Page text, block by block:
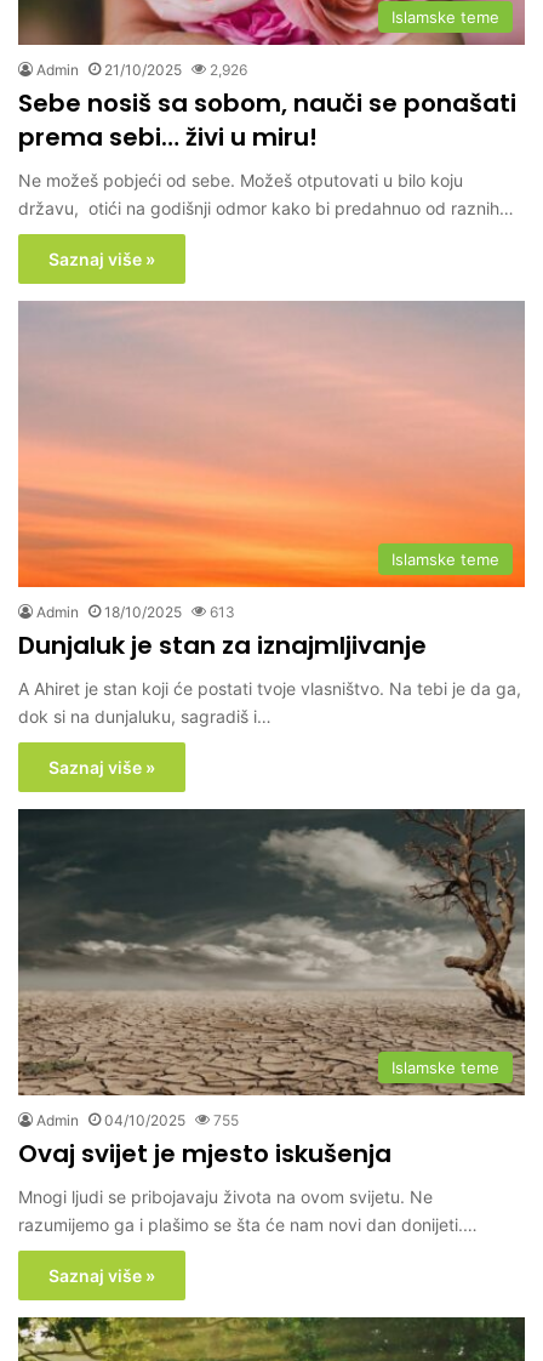
Islamske teme
Admin 21/10/2025 2,926
Sebe nosiš sa sobom, nauči se ponašati
prema sebi… živi u miru!
Ne možeš pobjeći od sebe. Možeš otputovati u bilo koju
državu, otići na godišnji odmor kako bi predahnuo od raznih…
Saznaj više »
Islamske teme
Admin 18/10/2025 613
Dunjaluk je stan za iznajmljivanje
A Ahiret je stan koji će postati tvoje vlasništvo. Na tebi je da ga,
dok si na dunjaluku, sagradiš i…
Saznaj više »
Islamske teme
Admin 04/10/2025 755
Ovaj svijet je mjesto iskušenja
Mnogi ljudi se pribojavaju života na ovom svijetu. Ne
razumijemo ga i plašimo se šta će nam novi dan donijeti.…
Saznaj više »